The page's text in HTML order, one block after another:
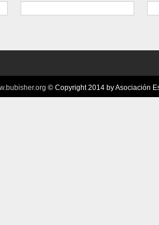
© Copyright 2014 by Asociación